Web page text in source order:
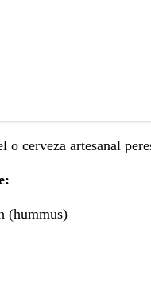
o cerveza artesanal
(hummus)